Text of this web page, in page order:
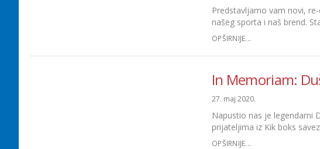
Predstavljamo vam novi,
našeg sporta i naš brend.
OPŠIRNIJE...
In Memoriam:
27. maj 2020.
Napustio nas je legendarni
prijateljima iz Kik boks
OPŠIRNIJE...